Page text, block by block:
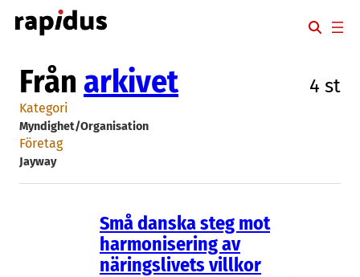
Hoppa
till
Från arkivet 4 st
Kategori
Myndighet/Organisation
Företag
Jayway
Små danska steg mot
harmonisering av
näringslivets villkor